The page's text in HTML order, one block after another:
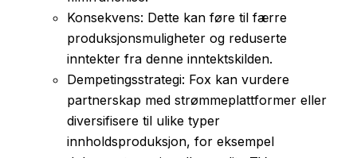
Konsekvens: Dette kan føre til færre
produksjonsmuligheter og reduserte
inntekter fra denne inntektskilden.
Dempetingsstrategi: Fox kan vurdere
partnerskap med strømmeplattformer eller
diversifisere til ulike typer
innholdsproduksjon, for eksempel